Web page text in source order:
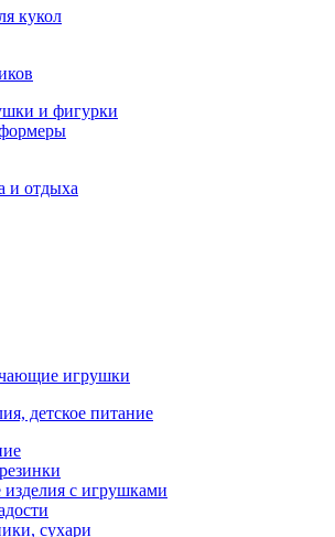
кукол
и фигурки
и отдыха
игрушки
детское питание
изделия с игрушками
сухари